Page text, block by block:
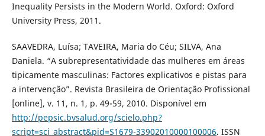
Inequality Persists in the Modern World. Oxford: Oxford
University Press, 2011.
SAAVEDRA, Luísa; TAVEIRA, Maria do Céu; SILVA, Ana
Daniela. “A subrepresentatividade das mulheres em áreas
tipicamente masculinas: Factores explicativos e pistas para
a intervenção”. Revista Brasileira de Orientação Profissional
[online], v. 11, n. 1, p. 49-59, 2010. Disponível em
http://pepsic.bvsalud.org/scielo.php?
script=sci_abstract&pid=S1679-33902010000100006. ISSN